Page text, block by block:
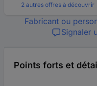
2 autres offres à découvrir
Fabricant ou
Signaler
Points forts et